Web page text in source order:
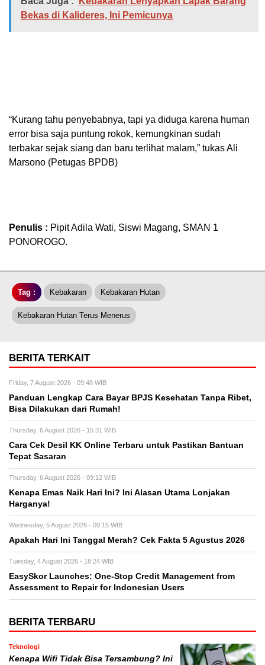
Bekas di Kalideres, Ini Pemicunya
“Kurang tahu penyebabnya, tapi ya diduga karena human
error bisa saja puntung rokok, kemungkinan sudah
terbakar sejak siang dan baru terlihat malam,” tukas Ali
Marsono (Petugas BPDB)
Penulis : Pipit Adila Wati, Siswi Magang, SMAN 1
PONOROGO.
Tag : Kebakaran Kebakaran Hutan
Kebakaran Hutan Terus Menerus
BERITA TERKAIT
Friday, 7 August 2026 - 09:48 WIB
Panduan Lengkap Cara Bayar BPJS Kesehatan Tanpa Ribet,
Bisa Dilakukan dari Rumah!
Thursday, 6 August 2026 - 15:31 WIB
Cara Cek Desil KK Online Terbaru untuk Pastikan Bantuan
Tepat Sasaran
Thursday, 6 August 2026 - 09:12 WIB
Kenapa Emas Naik Hari Ini? Ini Alasan Utama Lonjakan
Harganya!
Wednesday, 5 August 2026 - 09:15 WIB
Apakah Hari Ini Tanggal Merah? Cek Fakta 5 Agustus 2026
Tuesday, 4 August 2026 - 18:24 WIB
EasySkor Launches: One-Stop Credit Management from
Assessment to Repair for Indonesian Users
BERITA TERBARU
Teknologi
Kenapa Wifi Tidak Bisa Tersambung? Ini